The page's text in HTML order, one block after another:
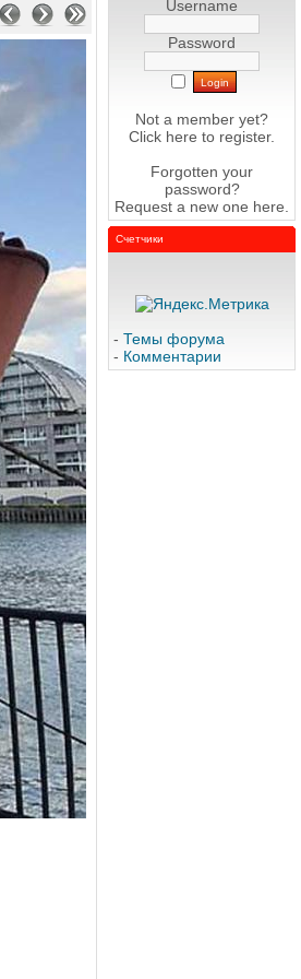
Username
Password
Not a member yet?
Click here to register.
Forgotten your
password?
Request a new one here
Счетчики
- Темы форума
- Комментарии